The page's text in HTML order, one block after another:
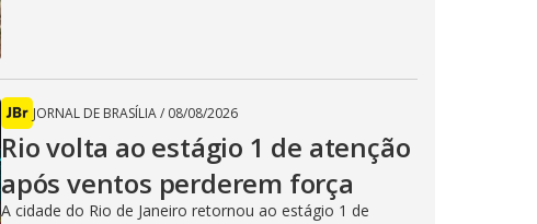
JORNAL DE BRASÍLIA/ 08/08/2026
Rio volta ao estágio 1 de atenção
após ventos perderem força
A cidade do Rio de Janeiro retornou ao estágio 1 de